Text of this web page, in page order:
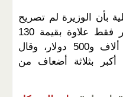
بأن الوزيرة لم تصريح
بأنها تلقتها خلال شهر ديسمبر فقط علاوة بقيمة 130
ألف هريفنة أي ما يعادل 5 ألاف و500 دولار، وقال
بثلاثة أضعاف من